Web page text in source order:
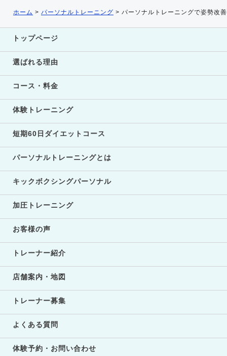
ホーム > パーソナルトレーニング > パーソナルトレーニングで姿勢改善
トップページ
選ばれる理由
コース・料金
体験トレーニング
短期60日ダイエットコース
パーソナルトレーニングとは
キックボクシングパーソナル
加圧トレーニング
お客様の声
トレーナー紹介
店舗案内・地図
トレーナー募集
よくある質問
体験予約・お問い合わせ